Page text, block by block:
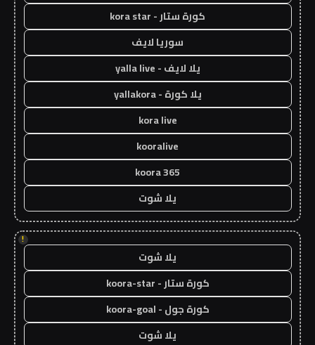
كورة ستار - kora star
سوريا لايف
يلا لايف - yalla live
يلا كورة - yallakora
kora live
kooralive
koora 365
يلا شوت
!
يلا شوت
كورة ستار - koora-star
كورة جول - koora-goal
يلا شوت